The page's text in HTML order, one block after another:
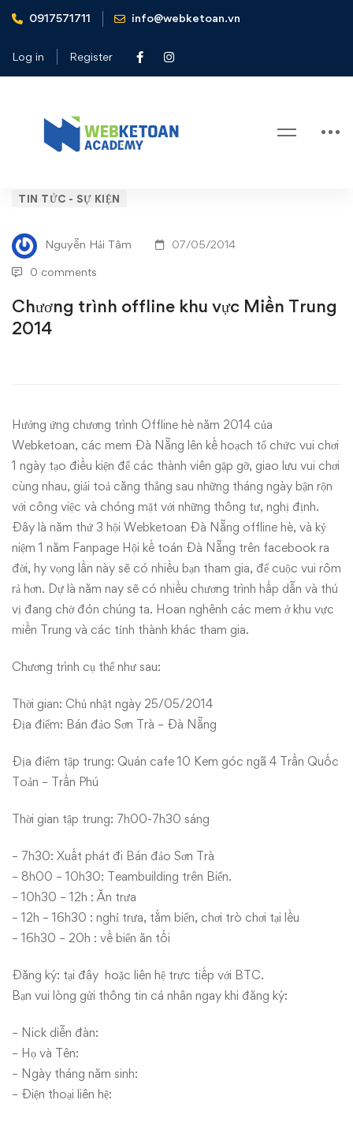
0917571711 info@webketoan.vn
Log in Register
Home
Tin tức - Sự kiện
Chương
trình
offline
khu
vực
Trung
2014
TIN TỨC - SỰ KIỆN
Nguyễn Hải Tâm 07/05/2014
0 comments
Chương trình offline khu vực Miền Trung
2014
Hưởng ứng chương trình Offline hè năm 2014 của
Webketoan, các mem Đà Nẵng lên kế hoạch tổ chức vui chơi
1 ngày tạo điều kiện để các thành viên gặp gỡ, giao lưu vui chơi
cùng nhau, giải toả căng thẳng sau những tháng ngày bận rộn
với công việc và chóng mặt với những thông tư, nghị định.
Đây là năm thứ 3 hội Webketoan Đà Nẵng offline hè, và kỷ
niệm 1 năm Fanpage Hội kế toán Đà Nẵng trên facebook ra
đời, hy vọng lần này sẽ có nhiều bạn tham gia, để cuộc vui rôm
rả hơn. Dự là năm nay sẽ có nhiều chương trình hấp dẫn và thú
vị đang chờ đón chúng ta. Hoan nghênh các mem ở khu vực
miền Trung và các tỉnh thành khác tham gia.
Chương trình cụ thể như sau:
Thời gian: Chủ nhật ngày 25/05/2014
Địa điểm: Bán đảo Sơn Trà – Đà Nẵng
Địa điểm tập trung: Quán cafe 10 Kem góc ngã 4 Trần Quốc
Toản – Trần Phú
Thời gian tập trung: 7h00-7h30 sáng
– 7h30: Xuất phát đi Bán đảo Sơn Trà
– 8h00 – 10h30: Teambuilding trên Biển.
– 10h30 – 12h : Ăn trưa
– 12h – 16h30 : nghỉ trưa, tắm biển, chơi trò chơi tại lều
– 16h30 – 20h : về biển ăn tối
Đăng ký: tại đây hoặc liên hệ trực tiếp với BTC.
Bạn vui lòng gửi thông tin cá nhân ngay khi đăng ký:
– Nick diễn đàn:
– Họ và Tên:
– Ngày tháng năm sinh:
– Điện thoại liên hệ: